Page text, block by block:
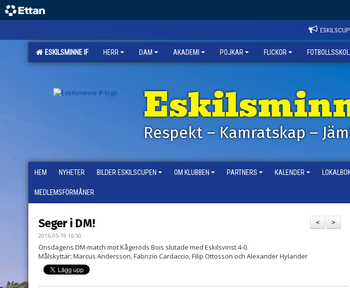
ESKILSMINNE IF HERR DAM AKADEMI POJKAR FLICKOR
Respekt – Kamratskap –
HEM NYHETER BILDER ESKILSCUPEN OM KLUBBEN PARTNERS KALENDER
MEDLEMSFÖRMÅNER
>
<
Seger i DM!
2016-05-19 16:50
Onsdagens DM-match mot Kågeröds Bois slutade med Eskilsvinst 4-0.
Målskyttar: Marcus Andersson, Fabrizio Cardaccio, Filip Ottosson och Alexander Hylander